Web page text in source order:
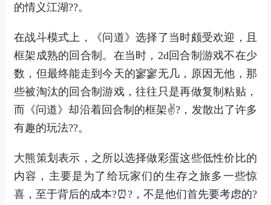
的情义江湖??。
在战斗模式上，《问道》选择了当时颇受欢迎，且
框架成熟的回合制。在当时，2d回合制游戏不在少
数，但最终能走到今天的寥寥无几，原因无他，那
些被淘汰的回合制游戏，往往只是再做复制粘贴，
而《问道》却沿着回合制的框架✌?，发散出了许多
有趣的玩法??。
大熊策划表示，之所以选择做彩蛋这些低性价比的
内容，主要是为了给玩家们的生存之旅多一些惊
喜，至于背后的成本?⏰?，不是他们首先要考虑的?